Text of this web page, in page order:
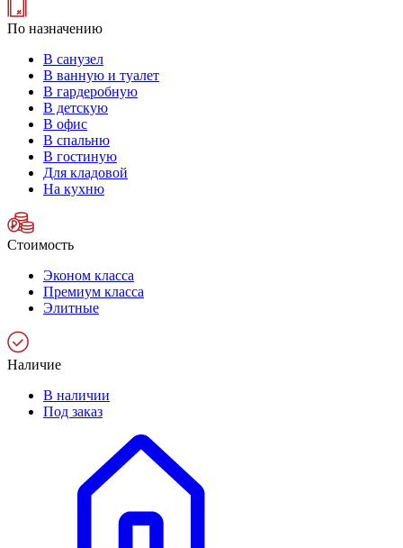
По назначению
В санузел
В ванную и туалет
В гардеробную
В детскую
В офис
В спальню
В гостиную
Для кладовой
На кухню
Стоимость
Эконом класса
Премиум класса
Элитные
Наличие
В наличии
Под заказ